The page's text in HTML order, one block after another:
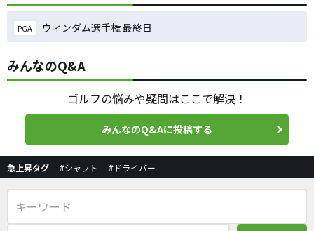
PGA ウィンダム選手権 最終日
みんなのQ&A
ゴルフの悩みや疑問はここで解決！
みんなのQ&Aに投稿する
急上昇タグ #シャフト #ドライバー